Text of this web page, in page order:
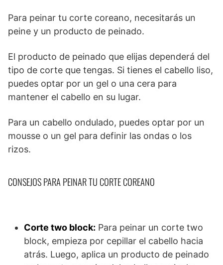
Para peinar tu corte coreano, necesitarás un
peine y un producto de peinado.
El producto de peinado que elijas dependerá del
tipo de corte que tengas. Si tienes el cabello liso,
puedes optar por un gel o una cera para
mantener el cabello en su lugar.
Para un cabello ondulado, puedes optar por un
mousse o un gel para definir las ondas o los
rizos.
CONSEJOS PARA PEINAR TU CORTE COREANO
Corte two block: Para peinar un corte two
block, empieza por cepillar el cabello hacia
atrás. Luego, aplica un producto de peinado